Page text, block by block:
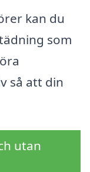
kan du
som
så att din
utan